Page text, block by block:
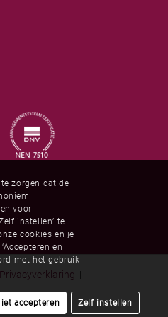
Privacyverklaring |
zorgen dat de
voor
instellen’ te
cookies en je
en
met het gebruik
accepteren Zelf instellen